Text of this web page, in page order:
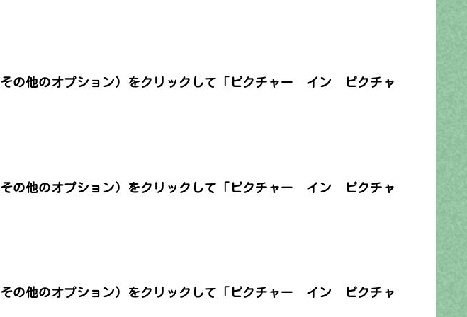
の他のオプション）をクリックして「ピクチャー イン ピクチャ
の他のオプション）をクリックして「ピクチャー イン ピクチャ
の他のオプション）をクリックして「ピクチャー イン ピクチャ